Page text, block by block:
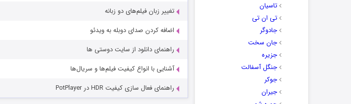
تاسیان
تی ان تی
جادوگر
جان سخت
جزیره
جنگل آسفالت
جوکر
جیران
تغییر زبان فیلم‌های دو زبانه
اضافه کردن صدای دوبله به ویدئو
راهنمای دانلود از سایت دوستی ها
آشنایی با انواع کیفیت فیلم‌ها و سریال‌ها
راهنمای فعال سازی کیفیت HDR در PotPlayer